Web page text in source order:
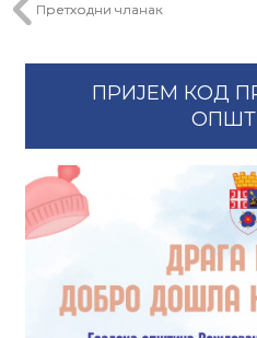
Претходни чланак
ПРИЈЕМ КОД